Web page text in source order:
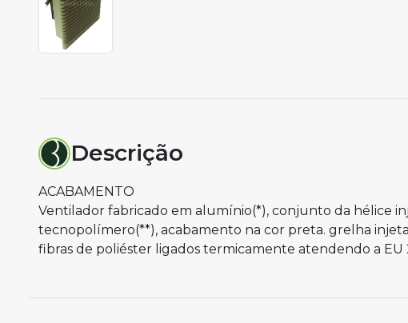
Descrição
ACABAMENTO
Ventilador fabricado em alumínio(*), conjunto da hélice
tecnopolímero(**), acabamento na cor preta. grelha
fibras de poliéster ligados termicamente atendendo a EU